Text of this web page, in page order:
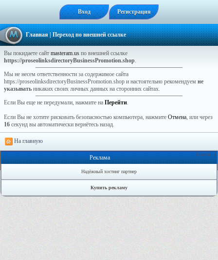
Вход Регистрация
Главная| Переход по внешней ссылке
Вы покидаете сайт masteram.us по внешней ссылке
https://proseolinksdirectoryBusinessPromotion.shop.
Мы не несем ответственности за содержимое сайта
https://proseolinksdirectoryBusinessPromotion.shop и настоятельно рекомендуем не
указывать никаких своих личных данных на сторонних сайтах.
Если Вы еще не передумали, нажмите на Перейти.
Если Вы не хотите рисковать безопасностью компьютера, нажмите Отмена, или через
16 секунд вы автоматически вернётесь назад.
На главную
Онлайн: 1
Реклама
Надёжный хостинг партнер
Купить рекламу